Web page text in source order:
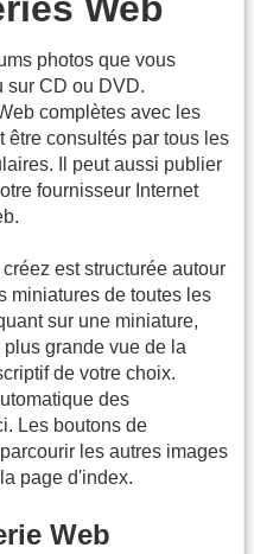
photos que vous
sur CD ou DVD.
complètes avec les
être consultés par tous les
Il peut aussi publier
fournisseur Internet
est structurée autour
miniatures de toutes les
sur une miniature,
grande vue de la
de votre choix.
des
Les boutons de
les autres images
page d'index.
Web